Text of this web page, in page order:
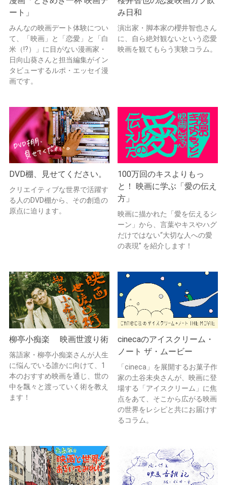
ート」
みんなの映画デート体験につい
て、「映画」と「恋愛」と「白
米（!?）」に目がない漫画家・
日向山葵さんと担当編集がイン
タビューするルポ・エッセイ漫
画です。
み日和
演出家・脚本家の櫻井智也さん
に、自ら絶対観ないという恋愛
映画を観てもらう実験コラム。
DVD棚、見せてください。
クリエイティブな世界で活躍す
る人のDVD棚から、その創造の
原点に迫ります。
100万回のキスよりもっ
と！ 映画に学ぶ「愛の伝え
方」
映画に描かれた「愛を伝えるシ
ーン」から、言葉やキスやハグ
だけではない“大切な人への愛
の表現” を紹介します！
柳亭小痴楽 映画世渡り術
落語家・柳亭小痴楽さんが人生
に悩んでいる誰かに向けて、1
本のおすすめ映画を通じ、世の
中を飄々と渡っていく術を教え
ます！
cinecaのアイスクリーム・
ノート ザ・ムービー
「cineca」を展開するお菓子作
家の土谷未央さんが、映画に登
場する「アイスクリーム」に焦
点をあて、そこから広がる映画
の世界をレシピと共にお届けす
るコラム。